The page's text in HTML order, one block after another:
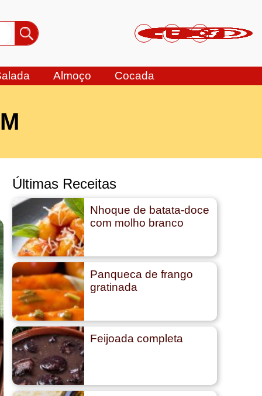
Almoço Cocada
Últimas Receitas
Nhoque de batata-doce
com molho branco
Panqueca de frango
gratinada
Feijoada completa